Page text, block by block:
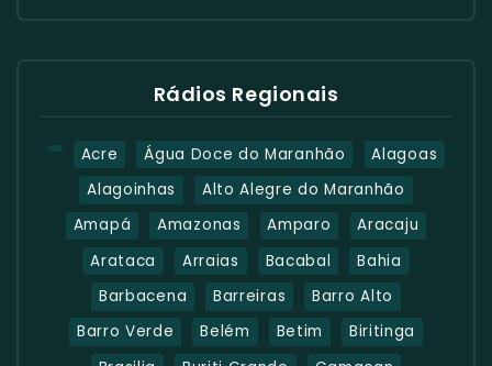
Rádios Regionais
Acre Água Doce do Maranhão
Alagoas
Alagoinhas
Alto Alegre do Maranhão
Amapá
Amazonas Amparo
Aracaju
Arataca
Arraias Bacabal
Bahia
Barbacena
Barreiras
Barro Alto
Barro Verde
Belém Betim
Biritinga